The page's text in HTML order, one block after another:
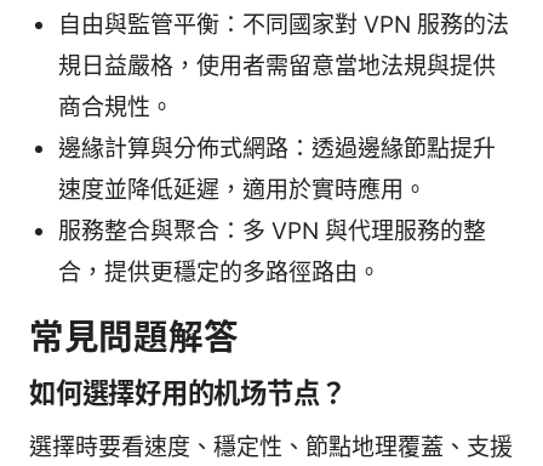
自由與監管平衡：不同國家對 VPN 服務的法
規日益嚴格，使用者需留意當地法規與提供
商合規性。
邊緣計算與分佈式網路：透過邊緣節點提升
速度並降低延遲，適用於實時應用。
服務整合與聚合：多 VPN 與代理服務的整
合，提供更穩定的多路徑路由。
常見問題解答
如何選擇好用的机场节点？
選擇時要看速度、穩定性、節點地理覆蓋、支援